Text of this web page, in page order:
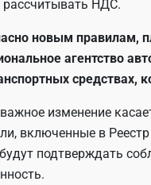
рассчитывать НДС.
новым правилам,
агентство
средствах,
изменение
включенные в
подтверждать